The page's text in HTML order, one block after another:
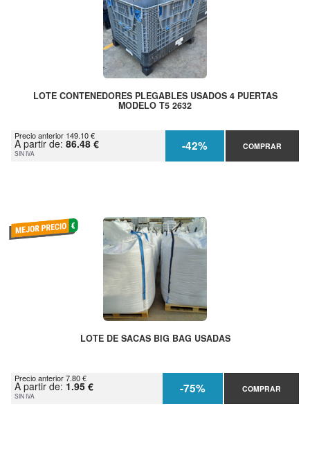
LOTE CONTENEDORES PLEGABLES USADOS 4 PUERTAS
MODELO T5 2632
Precio anterior 149.10 €
A partir de: 86.48 €
SIN IVA -42% COMPRAR
LOTE DE SACAS BIG BAG USADAS
Precio anterior 7.80 €
A partir de: 1.95 €
SIN IVA -75% COMPRAR